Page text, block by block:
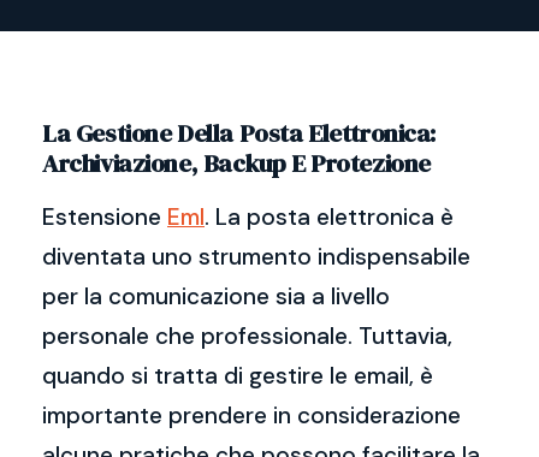
La Gestione Della Posta Elettronica:
Archiviazione, Backup E Protezione
Estensione Eml. La posta elettronica è
diventata uno strumento indispensabile
per la comunicazione sia a livello
personale che professionale. Tuttavia,
quando si tratta di gestire le email, è
importante prendere in considerazione